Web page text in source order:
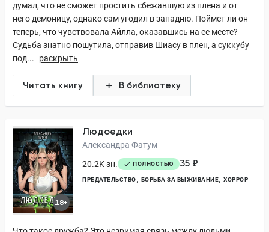
думал, что не сможет простить сбежавшую из плена и от
него демоницу, однако сам угодил в западню. Поймет ли он
теперь, что чувствовала Айлла, оказавшись на ее месте?
Судьба знатно пошутила, отправив Шиасу в плен, а суккубу
под...
раскрыть
Читать книгу В библиотеку
18+
Людоедки
Александра Фатум
20.2K зн.
ПОЛНОСТЬЮ 35 ₽
ПРЕДАТЕЛЬСТВО БОРЬБА ЗА ВЫЖИВАНИЕ ХОРРОР